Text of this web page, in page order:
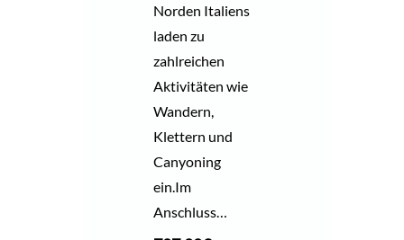
Norden Italiens
laden zu
zahlreichen
Aktivitäten wie
Wandern,
Klettern und
Canyoning
ein.Im
Anschluss…